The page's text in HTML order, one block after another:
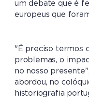
um debate que é
europeus que
"É preciso termos
problemas, o
no nosso
abordou, no
historiografia